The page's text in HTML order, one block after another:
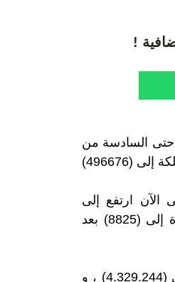
!
المستجد حتى السادسة من
مساء يومه الخميس ، ليرتفع العدد الإجمالي لحالات الإصابة المؤكدة بالفيروس بالمملكة إلى (496676)
ارتفع إلى
(483711) حالة بعد تماثل (348) حالة جديدة للشفاء، فيما ارتفع عدد حالات الوفاة إلى (8825) بعد
و بالنسبة للملقحين ، كشفت الوزارة عن ارتفاع عدد الملقحين بالجرعة الأولى إلى (4.329.244) ، و